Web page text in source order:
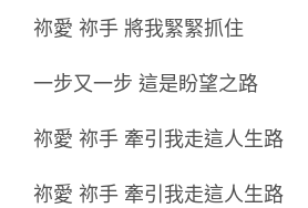
祢愛 祢手 將我緊緊抓住
一步又一步 這是盼望之路
祢愛 祢手 牽引我走這人生路
祢愛 祢手 牽引我走這人生路